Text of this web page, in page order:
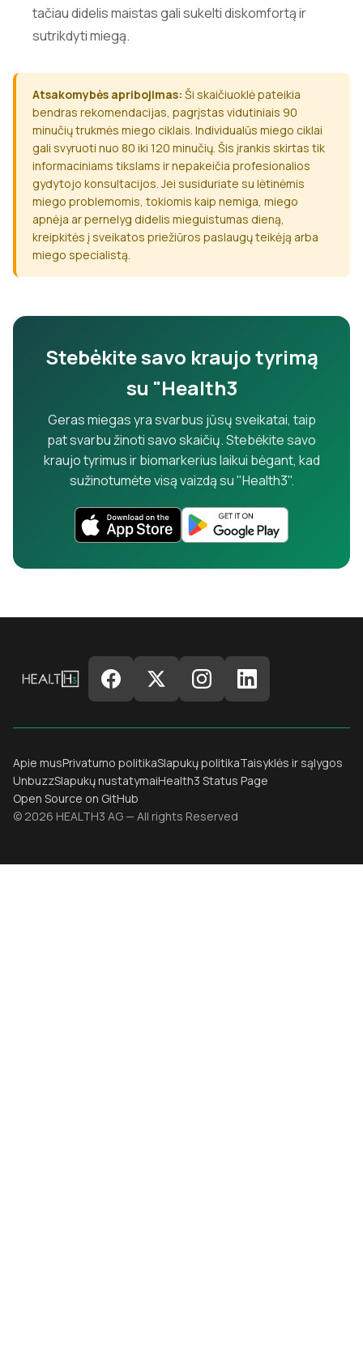
tačiau didelis maistas gali sukelti diskomfortą ir
sutrikdyti miegą.
Atsakomybės apribojimas: Ši skaičiuoklė pateikia
bendras rekomendacijas, pagrįstas vidutiniais 90
minučių trukmės miego ciklais. Individualūs miego ciklai
gali svyruoti nuo 80 iki 120 minučių. Šis įrankis skirtas tik
informaciniams tikslams ir nepakeičia profesionalios
gydytojo konsultacijos. Jei susiduriate su lėtinėmis
miego problemomis, tokiomis kaip nemiga, miego
apnėja ar pernelyg didelis mieguistumas dieną,
kreipkitės į sveikatos priežiūros paslaugų teikėją arba
miego specialistą.
Stebėkite savo kraujo tyrimą
su "Health3
Geras miegas yra svarbus jūsų sveikatai, taip
pat svarbu žinoti savo skaičių. Stebėkite savo
kraujo tyrimus ir biomarkerius laikui bėgant, kad
sužinotumėte visą vaizdą su "Health3".
Apie musPrivatumo politikaSlapukų politikaTaisyklės ir sąlygos
UnbuzzSlapukų nustatymaiHealth3 Status Page
Open Source on GitHub
© 2026 HEALTH3 AG — All rights Reserved